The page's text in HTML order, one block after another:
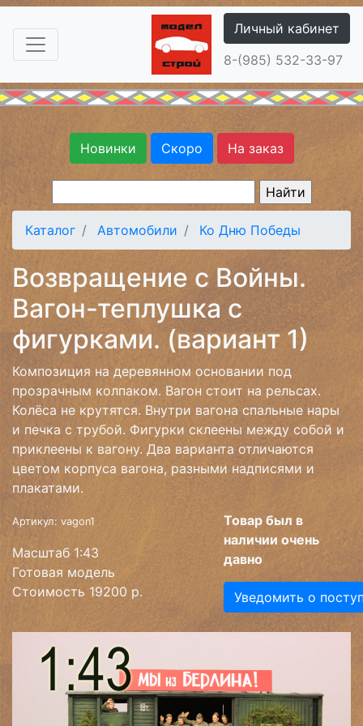
Личный кабинет
8-(985) 532-33-97
Новинки Скоро На заказ
Каталог Автомобили Ко Дню Победы
Возвращение с Войны.
Вагон-теплушка с
фигурками. (вариант 1)
Композиция на деревянном основании под
прозрачным колпаком. Вагон стоит на рельсах.
Колёса не крутятся. Внутри вагона спальные нары
и печка с трубой. Фигурки склеены между собой и
приклеены к вагону. Два варианта отличаются
цветом корпуса вагона, разными надписями и
плакатами.
Артикул: vagon1
Масштаб 1:43
Готовая модель
Стоимость 19200 р.
Товар был в
наличии очень
давно
Уведомить о